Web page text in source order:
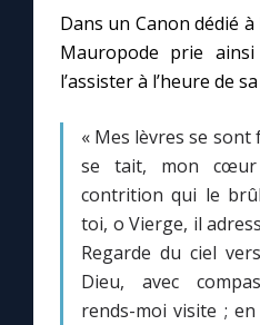
Les premiers samedis du
Me consacrer à Jésus
Mes intentions de prière
Une Minute avec Marie
Dans un Canon dédié
Mauropode prie
l’assister à l’heure de
« Mes lèvres se
se tait, mon
contrition qui le
toi, o Vierge, il
Regarde du ciel
Dieu, avec
rends-moi visite ;